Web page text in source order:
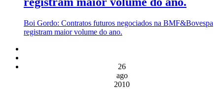
Boi Gordo: Contratos futuros negociados na BMF&Bovespa
registram maior volume do ano.
26
ago
2010